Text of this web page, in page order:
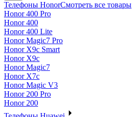
Телефоны HonorСмотреть все товары
Honor 400 Pro
Honor 400
Honor 400 Lite
Honor Magic7 Pro
Honor X9c Smart
Honor X9c
Honor Magic7
Honor X7c
Honor Magic V3
Honor 200 Pro
Honor 200